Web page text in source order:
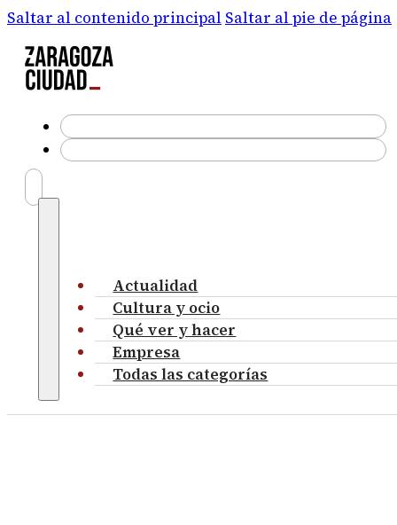
Saltar al contenido principal Saltar al pie de página
Actualidad
Cultura y ocio
Qué ver y hacer
Empresa
Todas las categorías